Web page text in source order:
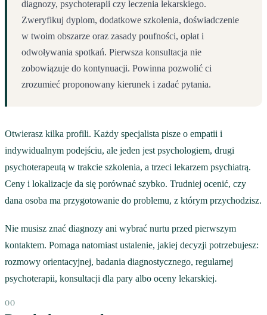
diagnozy, psychoterapii czy leczenia lekarskiego.
Zweryfikuj dyplom, dodatkowe szkolenia, doświadczenie
w twoim obszarze oraz zasady poufności, opłat i
odwoływania spotkań. Pierwsza konsultacja nie
zobowiązuje do kontynuacji. Powinna pozwolić ci
zrozumieć proponowany kierunek i zadać pytania.
Otwierasz kilka profili. Każdy specjalista pisze o empatii i
indywidualnym podejściu, ale jeden jest psychologiem, drugi
psychoterapeutą w trakcie szkolenia, a trzeci lekarzem psychiatrą.
Ceny i lokalizacje da się porównać szybko. Trudniej ocenić, czy
dana osoba ma przygotowanie do problemu, z którym przychodzisz.
Nie musisz znać diagnozy ani wybrać nurtu przed pierwszym
kontaktem. Pomaga natomiast ustalenie, jakiej decyzji potrzebujesz:
rozmowy orientacyjnej, badania diagnostycznego, regularnej
psychoterapii, konsultacji dla pary albo oceny lekarskiej.